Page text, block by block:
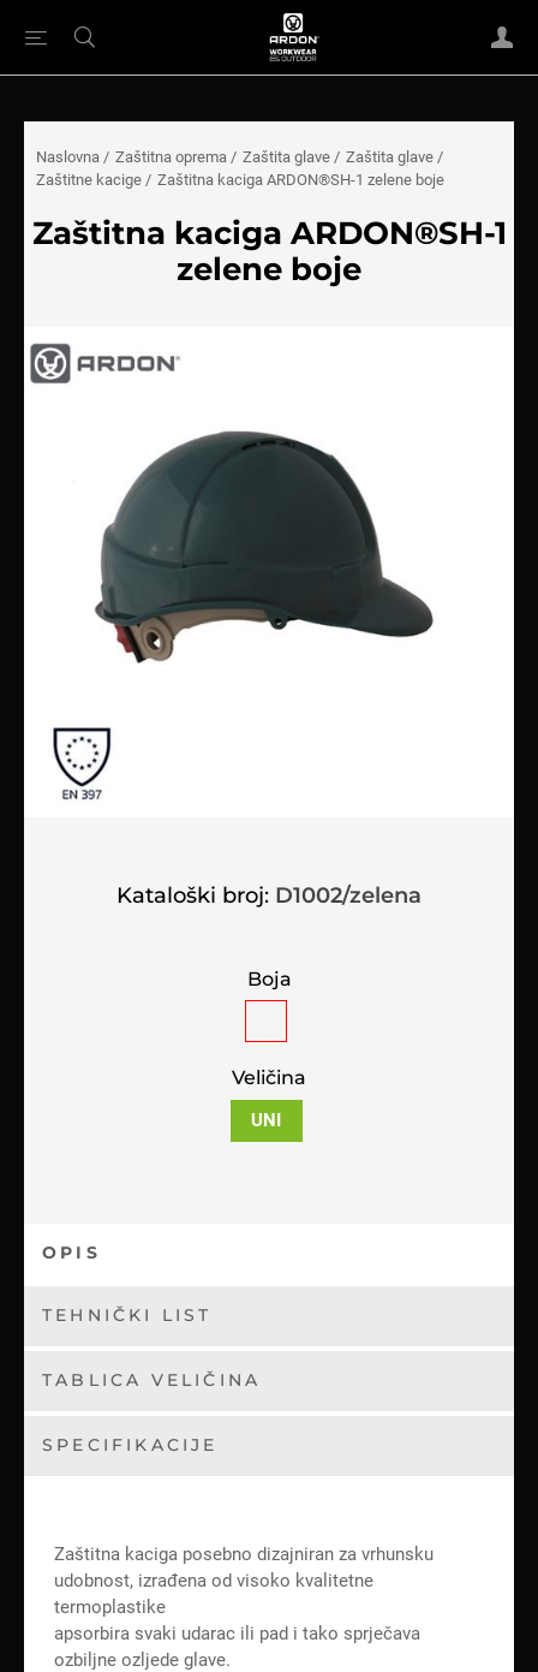
Naslovna / Zaštitna oprema / Zaštita glave / Zaštita glave /
Zaštitne kacige / Zaštitna kaciga ARDON®SH-1 zelene boje
Zaštitna kaciga ARDON®SH-1
zelene boje
Kataloški broj: D1002/zelena
Boja
Veličina
UNI
OPIS
TEHNIČKI LIST
TABLICA VELIČINA
SPECIFIKACIJE
Zaštitna kaciga posebno dizajniran za vrhunsku
udobnost, izrađena od visoko kvalitetne
termoplastike
apsorbira svaki udarac ili pad i tako sprječava
ozbiljne ozljede glave.